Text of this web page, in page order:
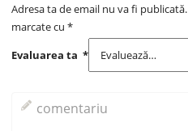
Adresa ta de email nu va fi publicată.
marcate cu*
Evaluarea ta*